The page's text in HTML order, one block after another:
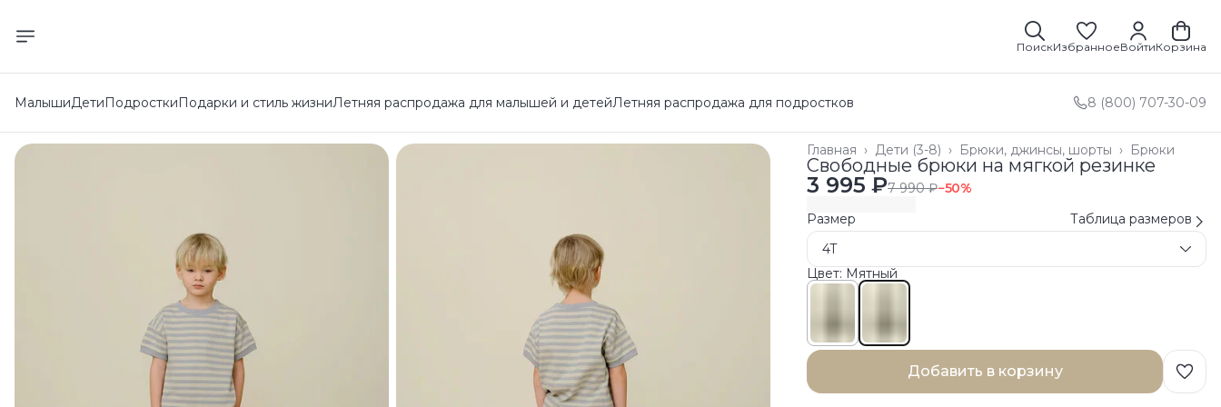
ПоискИзбранноеВойтиКорзина
МалышиДетиПодросткиПодарки и стиль жизниЛетняя распродажа для малышей и детейЛетняя распродажа для подростков 8 (800) 707-30-09
Брюки
Брюки, джинсы, шорты ›
Дети (3-8) ›
Главная ›
Свободные брюки на мягкой резинке
3 995 ₽7 990 ₽−50%
Размер
Таблица размеров
4T
Цвет: Мятный
Добавить в корзину